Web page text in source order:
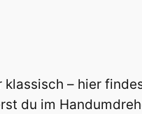
– hier
du im